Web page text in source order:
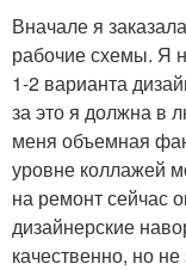
Вначале я
рабочие схемы. Я
1-2 варианта
за это я должна в
меня объемная
уровне коллажей
на ремонт сейчас
дизайнерские
качественно, но